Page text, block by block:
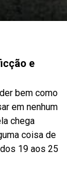
e
bem como
em nenhum
chega
coisa de
19 aos 25